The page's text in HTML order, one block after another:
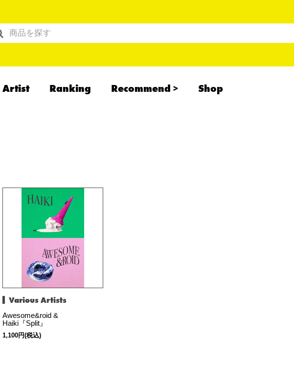
Artist Ranking Recommend Shop
Various Artists
Awesome&roid &
Haiki『Split』
1,100円(税込)